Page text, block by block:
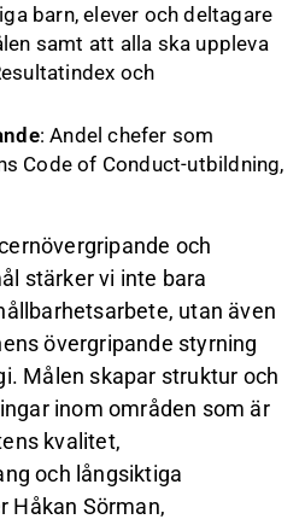
barn, elever och deltagare
samt att alla ska uppleva
och
: Andel chefer som
Code of Conduct-utbildning,
och
stärker vi inte bara
utan även
övergripande styrning
Målen skapar struktur och
inom områden som är
kvalitet,
och långsiktiga
Håkan Sörman,